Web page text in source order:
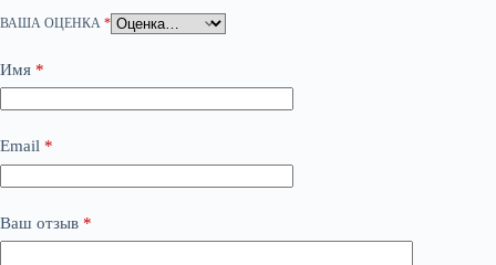
ВАША ОЦЕНКА *
Имя *
Email *
Ваш отзыв *